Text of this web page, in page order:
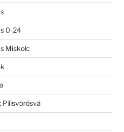
0-24
Miskolc
Pilisvörösvá